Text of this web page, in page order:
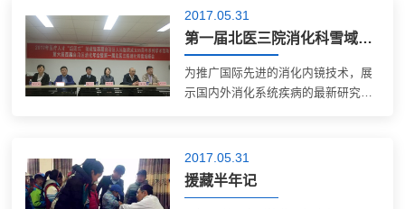
慢步行，上楼完全不行。我本来就是
高血压，到了拉萨一种降压药根本控
制不住，...
2017.05.31
第一届北医三院消化科雪域峰会在西藏自治区人民医院召开
为推广国际先进的消化内镜技术，展
示国内外消化系统疾病的最新研究成
化学会依托“组团式”援藏平台，举办
了第六届西藏自治区消化年会暨第一
届北医...
2017.05.31
援藏半年记